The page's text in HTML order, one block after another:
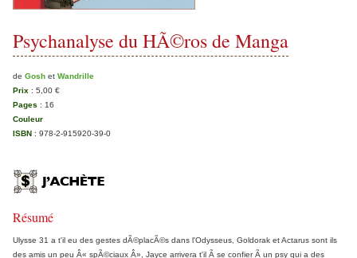
Psychanalyse du HÃ©ros de Manga
de Gosh et Wandrille
Prix : 5,00 €
Pages : 16
Couleur
ISBN : 978-2-915920-39-0
Résumé
Ulysse 31 a t'il eu des gestes dÃ©placÃ©s dans l'Odysseus, Goldorak et Actarus sont ils
des amis un peu Â« spÃ©ciaux Â», Jayce arrivera t'il Ã se confier Ã un psy qui a des